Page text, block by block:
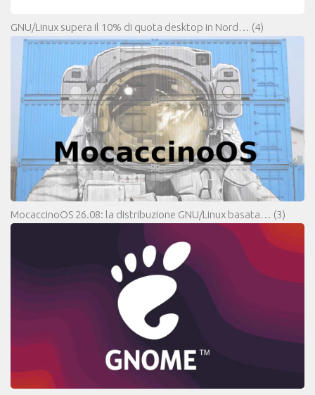
GNU/Linux supera il 10% di quota desktop in Nord… (4)
MocaccinoOS 26.08: la distribuzione GNU/Linux basata… (3)